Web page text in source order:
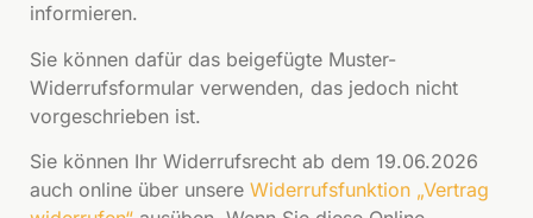
informieren.
Sie können dafür das beigefügte Muster-
Widerrufsformular verwenden, das jedoch nicht
vorgeschrieben ist.
Sie können Ihr Widerrufsrecht ab dem 19.06.2026
auch online über unsere Widerrufsfunktion „Vertrag